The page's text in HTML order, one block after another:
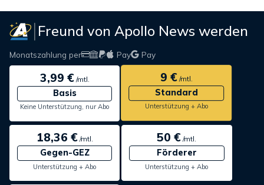
Freund von Apollo News werden
Monatszahlung per Pay Pay
3,99 €/mtl.
Basis
Keine Unterstützung, nur Abo
9 €/mtl.
Standard
Unterstützung + Abo
18,36 €/mtl.
Gegen-GEZ
Unterstützung + Abo
50 € /mtl.
Förderer
Unterstützung + Abo